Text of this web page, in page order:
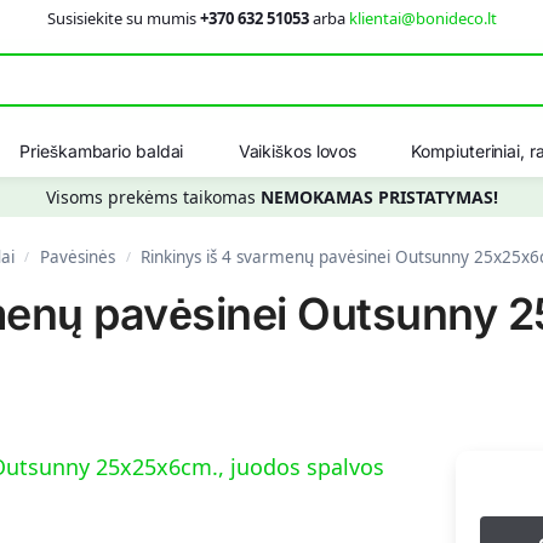
Susisiekite su mumis+370 632 51053arba klientai@bonideco.lt
Prieškambario baldai Vaikiškos lovos Kompiuteriniai,
Visoms prekėms taikomas NEMOKAMAS PRISTATYMAS!
/ Pavėsinės / Rinkinys iš 4 svarmenų pavėsinei Outsunny
pavėsinei Outsunny